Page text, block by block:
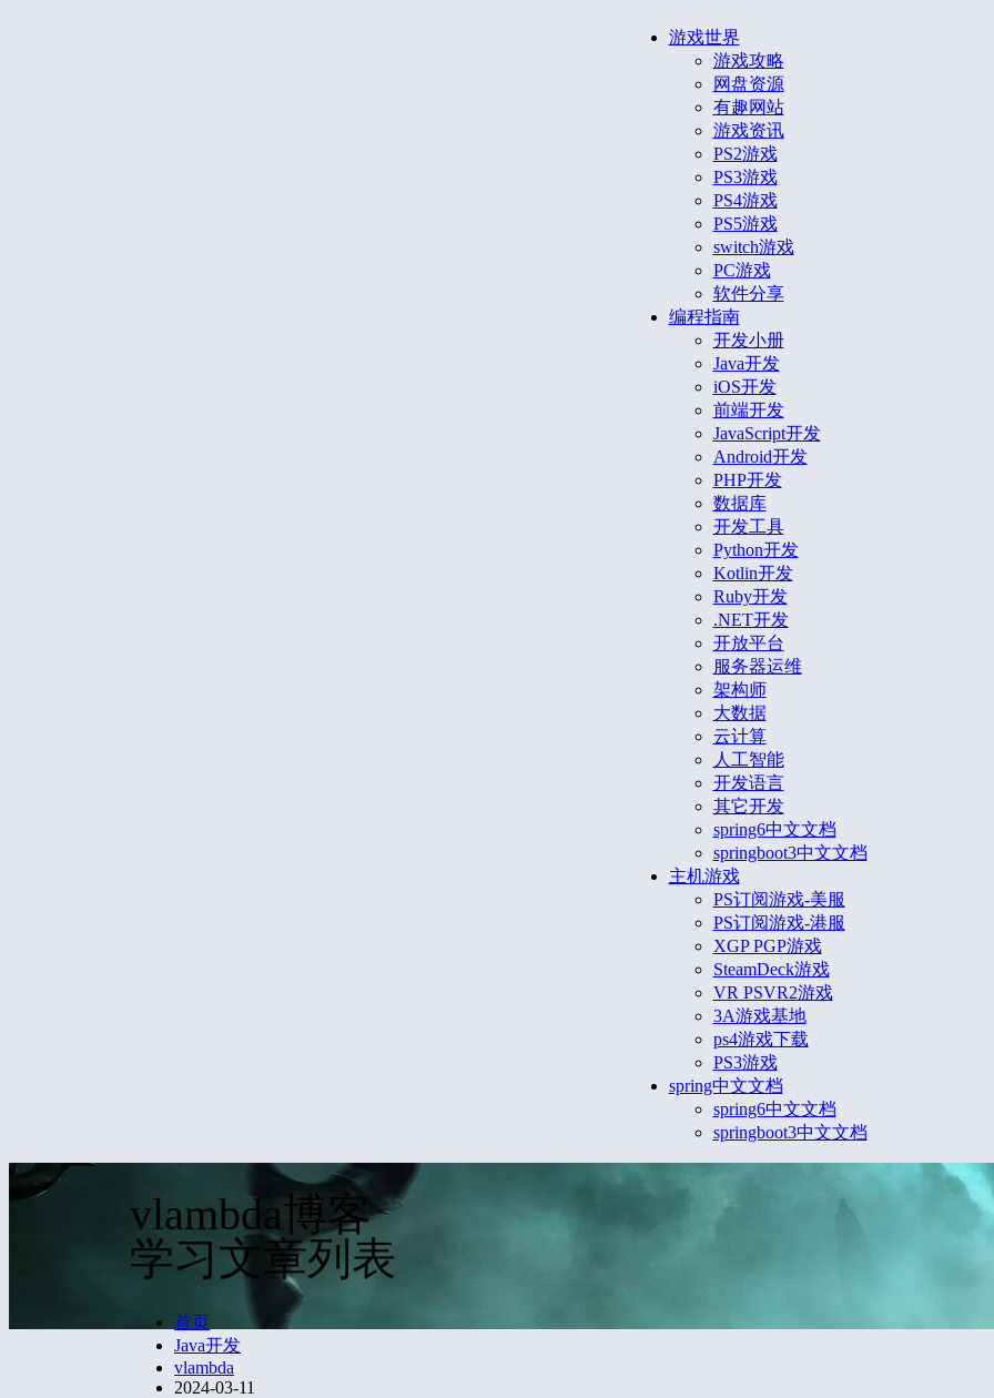
游戏世界
游戏攻略
网盘资源
有趣网站
游戏资讯
PS2游戏
PS3游戏
PS4游戏
PS5游戏
switch游戏
PC游戏
软件分享
编程指南
开发小册
Java开发
iOS开发
前端开发
JavaScript开发
Android开发
PHP开发
数据库
开发工具
Python开发
Kotlin开发
Ruby开发
.NET开发
开放平台
服务器运维
架构师
大数据
云计算
人工智能
开发语言
其它开发
spring6中文文档
springboot3中文文档
主机游戏
PS订阅游戏-美服
PS订阅游戏-港服
XGP PGP游戏
SteamDeck游戏
VR PSVR2游戏
3A游戏基地
ps4游戏下载
PS3游戏
spring中文文档
spring6中文文档
springboot3中文文档
vlambda博客
学习文章列表
首页
Java开发
vlambda
2024-03-11